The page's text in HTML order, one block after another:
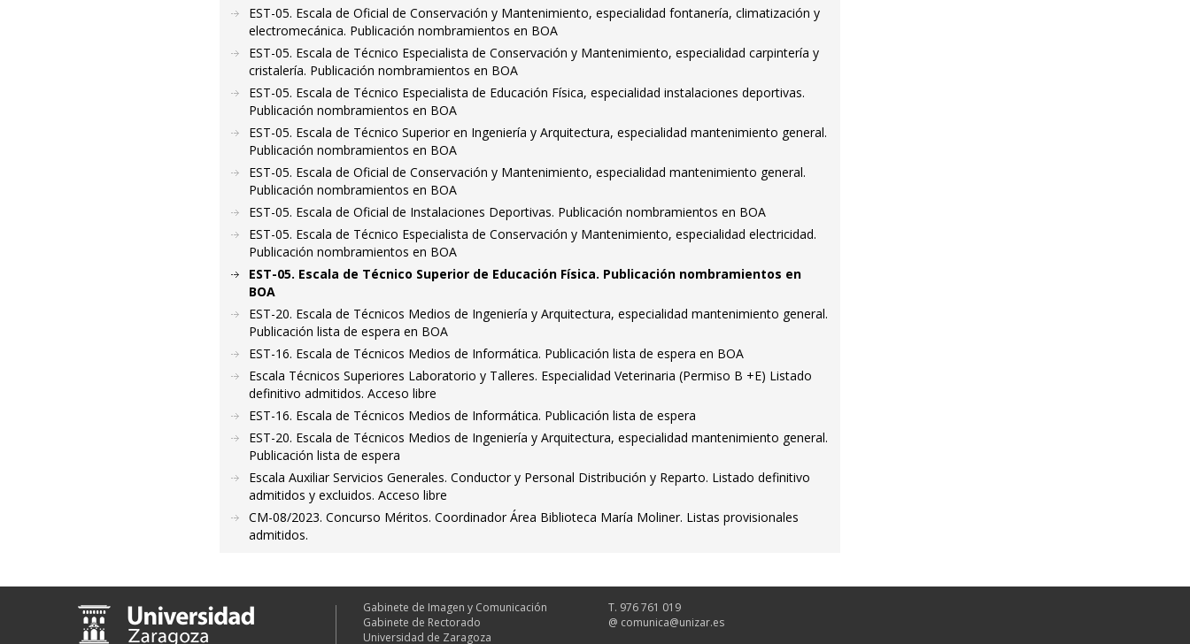
EST-05. Escala de Oficial de Conservación y Mantenimiento, especialidad fontanería, climatización y
electromecánica. Publicación nombramientos en BOA
EST-05. Escala de Técnico Especialista de Conservación y Mantenimiento, especialidad carpintería y
cristalería. Publicación nombramientos en BOA
EST-05. Escala de Técnico Especialista de Educación Física, especialidad instalaciones deportivas.
Publicación nombramientos en BOA
EST-05. Escala de Técnico Superior en Ingeniería y Arquitectura, especialidad mantenimiento general.
Publicación nombramientos en BOA
EST-05. Escala de Oficial de Conservación y Mantenimiento, especialidad mantenimiento general.
Publicación nombramientos en BOA
EST-05. Escala de Oficial de Instalaciones Deportivas. Publicación nombramientos en BOA
EST-05. Escala de Técnico Especialista de Conservación y Mantenimiento, especialidad electricidad.
Publicación nombramientos en BOA
EST-05. Escala de Técnico Superior de Educación Física. Publicación nombramientos en
BOA
EST-20. Escala de Técnicos Medios de Ingeniería y Arquitectura, especialidad mantenimiento general.
Publicación lista de espera en BOA
EST-16. Escala de Técnicos Medios de Informática. Publicación lista de espera en BOA
Escala Técnicos Superiores Laboratorio y Talleres. Especialidad Veterinaria (Permiso B +E) Listado
definitivo admitidos. Acceso libre
EST-16. Escala de Técnicos Medios de Informática. Publicación lista de espera
EST-20. Escala de Técnicos Medios de Ingeniería y Arquitectura, especialidad mantenimiento general.
Publicación lista de espera
Escala Auxiliar Servicios Generales. Conductor y Personal Distribución y Reparto. Listado definitivo
admitidos y excluidos. Acceso libre
CM-08/2023. Concurso Méritos. Coordinador Área Biblioteca María Moliner. Listas provisionales
admitidos.
Gabinete de Imagen y Comunicación
Gabinete de Rectorado
Universidad de Zaragoza
T. 976 761 019
@ comunica@unizar.es